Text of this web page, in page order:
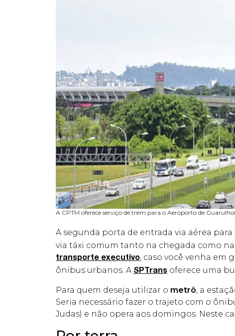
A CPTM oferece serviço de trem para o Aeroporto de
A segunda porta de entrada via aérea para
via táxi comum tanto na chegada como
transporte executivo, caso você venha em
ônibus urbanos. A SPTrans oferece uma
Para quem deseja utilizar o metrô, a
Seria necessário fazer o trajeto com o
Judas) e não opera aos domingos. Neste